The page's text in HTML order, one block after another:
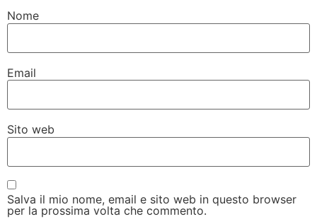
Nome
Email
Sito web
Salva il mio nome, email e sito web in questo browser
per la prossima volta che commento.